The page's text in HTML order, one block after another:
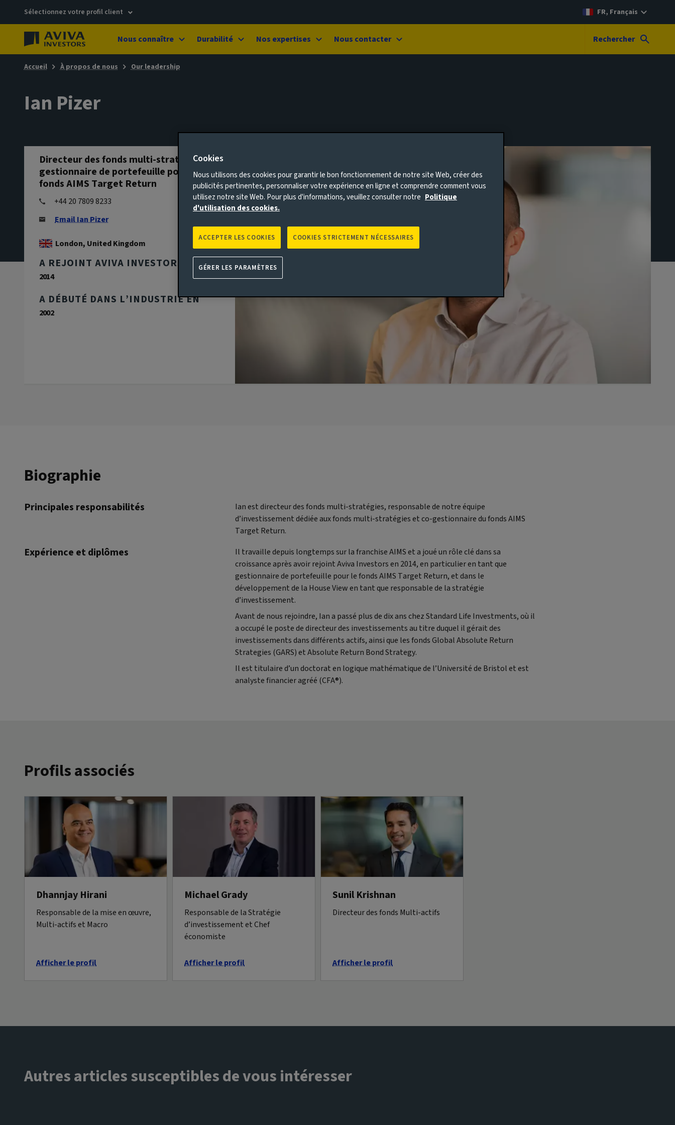
Sélectionnez votre profil client FR, Français
Nous connaître Durabilité Nos expertises Nous contacter Rechercher
Accueil À propos de nous Our leadership
Ian Pizer
Directeur des fonds multi-stratégies et
gestionnaire de portefeuille pour le
fonds AIMS Target Return
+44 20 7809 8233
Email Ian Pizer
London, United Kingdom
A REJOINT AVIVA INVESTORS EN
2014
A DÉBUTÉ DANS L’INDUSTRIE EN
2002
Biographie
Principales responsabilités
Ian est directeur des fonds multi-stratégies, responsable de notre équipe
d’investissement dédiée aux fonds multi-stratégies et co-gestionnaire du fonds AIMS
Target Return.
Expérience et diplômes
Il travaille depuis longtemps sur la franchise AIMS et a joué un rôle clé dans sa
croissance après avoir rejoint Aviva Investors en 2014, en particulier en tant que
gestionnaire de portefeuille pour le fonds AIMS Target Return, et dans le
développement de la House View en tant que responsable de la stratégie
d’investissement.
Avant de nous rejoindre, Ian a passé plus de dix ans chez Standard Life Investments, où il
a occupé le poste de directeur des investissements au titre duquel il gérait des
investissements dans différents actifs, ainsi que les fonds Global Absolute Return
Strategies (GARS) et Absolute Return Bond Strategy.
Il est titulaire d’un doctorat en logique mathématique de l’Université de Bristol et est
analyste financier agréé (CFA®).
Profils associés
Dhannjay Hirani
Responsable de la mise en œuvre,
Multi-actifs et Macro
Afficher le profil
Michael Grady
Responsable de la Stratégie
d’investissement et Chef
économiste
Afficher le profil
Sunil Krishnan
Directeur des fonds Multi-actifs
Afficher le profil
Autres articles susceptibles de vous intéresser
Cookies
Nous utilisons des cookies pour garantir le bon fonctionnement de notre site Web, créer des
publicités pertinentes, personnaliser votre expérience en ligne et comprendre comment vous
utilisez notre site Web. Pour plus d'informations, veuillez consulter notre Politique
d'utilisation des cookies.
COOKIES STRICTEMENT NÉCESSAIRES
ACCEPTER LES COOKIES
GÉRER LES PARAMÈTRES